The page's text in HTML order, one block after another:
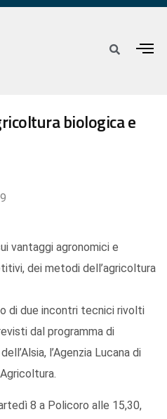
biologica e
vantaggi agronomici e
dei metodi dell’agricoltura
di due incontri tecnici rivolti
dal programma di
l’Agenzia Lucana di
8 a Policoro alle 15,30,